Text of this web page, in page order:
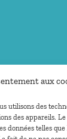
aux
utilisons des
des appareils.
données telles